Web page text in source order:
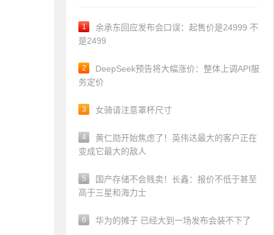
1
余承东回应发布会口误：起售价是24999 不
是2499
2
DeepSeek预告将大幅涨价：整体上调API服
务定价
3 女骑请注意罩杯尺寸
4
黄仁勋开始焦虑了！英伟达最大的客户正在
变成它最大的敌人
5
国产存储不会贱卖！长鑫：报价不低于甚至
高于三星和海力士
6 华为的摊子 已经大到一场发布会装不下了